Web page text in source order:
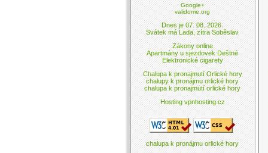
Google+
validome.org
Dnes je 07. 08. 2026.
Svátek má Lada, zítra Soběslav
Zákony online
Apartmány u sjezdovek Deštné
Elektronické cigarety
Chalupa k pronajmutí Orlické hory
chalupy k pronájmu orlické hory
chalupa k pronajmutí orlické hory
Hosting vpnhosting.cz
chalupa k pronájmu orlické hory